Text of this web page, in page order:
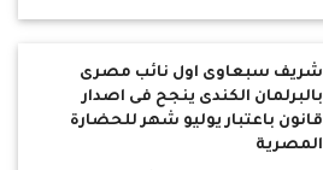
شريف سبعاوى اول نائب مصرى
بالبرلمان الكندى ينجح فى اصدار
قانون باعتبار يوليو شهر للحضارة
المصرية